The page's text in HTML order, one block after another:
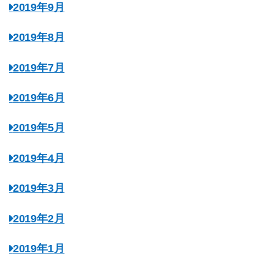
2019年9月
2019年8月
2019年7月
2019年6月
2019年5月
2019年4月
2019年3月
2019年2月
2019年1月